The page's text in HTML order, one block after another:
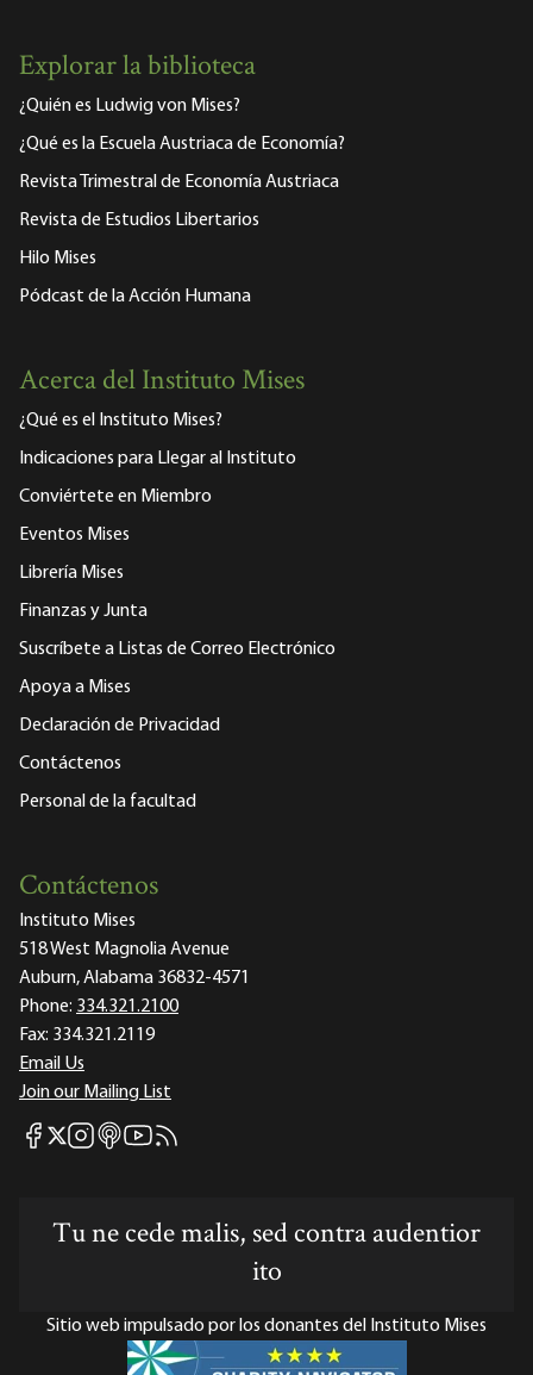
Explorar la biblioteca
¿Quién es Ludwig von Mises?
¿Qué es la Escuela Austriaca de Economía?
Revista Trimestral de Economía Austriaca
Revista de Estudios Libertarios
Hilo Mises
Pódcast de la Acción Humana
Acerca del Instituto Mises
¿Qué es el Instituto Mises?
Indicaciones para Llegar al Instituto
Conviértete en Miembro
Eventos Mises
Librería Mises
Finanzas y Junta
Suscríbete a Listas de Correo Electrónico
Apoya a Mises
Declaración de Privacidad
Contáctenos
Personal de la facultad
Contáctenos
Instituto Mises
518 West Magnolia Avenue
Auburn, Alabama 36832-4571
Phone: 334.321.2100
Fax: 334.321.2119
Email Us
Join our Mailing List
Mises Facebook
Mises X
Mises Instagram
Mises itunes
Mises Youtube
Mises RSS feed
Tu ne cede malis, sed contra audentior
ito
Sitio web impulsado por los donantes del Instituto Mises